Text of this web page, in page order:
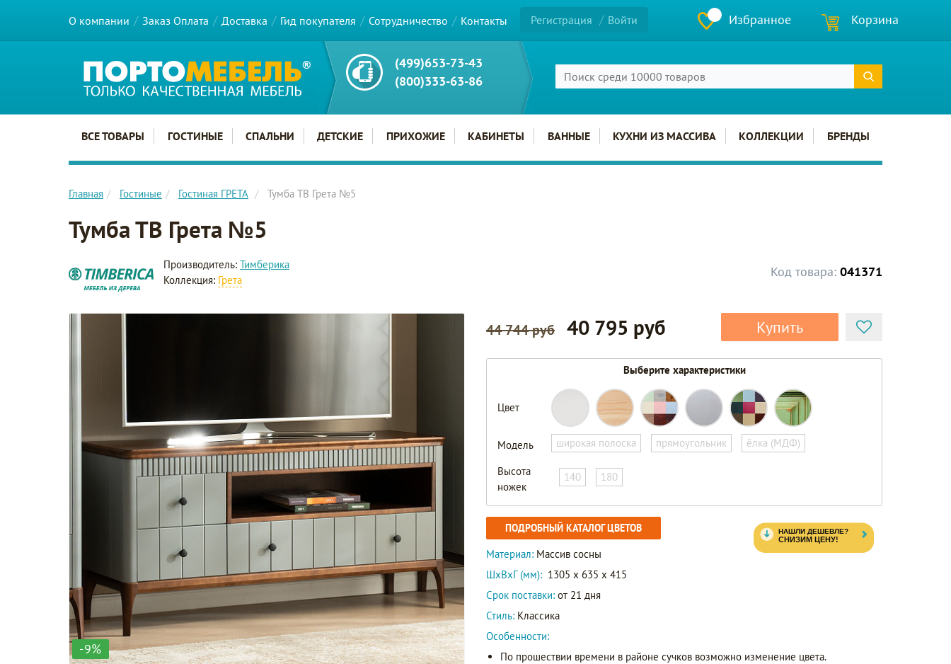
О компании Заказ Оплата Доставка Гид покупателя Сотрудничество Контакты Регистрация Войти Избранное Корзина
(499)653-73-43
(800)333-63-86
Главное меню сайта
ВСЕ ТОВАРЫ ГОСТИНЫЕ СПАЛЬНИ ДЕТСКИЕ ПРИХОЖИЕ КАБИНЕТЫ ВАННЫЕ КУХНИ ИЗ МАССИВА КОЛЛЕКЦИИ БРЕНДЫ
Главная Гостиные Гостиная ГРЕТА Тумба ТВ Грета №5
Тумба ТВ Грета №5
Код товара: 041371
Производитель: Тимберика
Коллекция: Грета
-9%
44 744 руб 40 795 руб Купить
Выберите характеристики
Цвет
Модель широкая полоска прямоугольник ёлка (МДФ)
Высота
ножек
140 180
ПОДРОБНЫЙ КАТАЛОГ ЦВЕТОВ
Материал: Массив сосны
ШxВxГ (мм): 1305 x 635 x 415
Срок поставки: от 21 дня
Стиль: Классика
Особенности:
По прошествии времени в районе сучков возможно изменение цвета.